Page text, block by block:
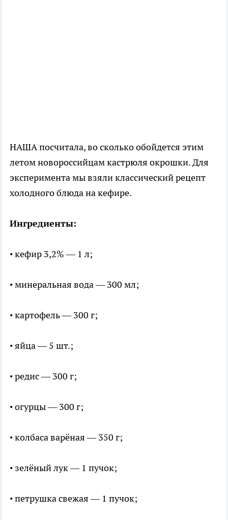
НАША посчитала, во сколько обойдется этим
летом новороссийцам кастрюля окрошки. Для
эксперимента мы взяли классический рецепт
холодного блюда на кефире.
Ингредиенты:
• кефир 3,2% — 1 л;
• минеральная вода — 300 мл;
• картофель — 300 г;
• яйца — 5 шт.;
• редис — 300 г;
• огурцы — 300 г;
• колбаса варёная — 350 г;
• зелёный лук — 1 пучок;
• петрушка свежая — 1 пучок;